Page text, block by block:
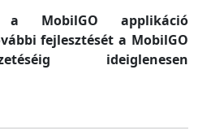
a MobilGO applikáció
fejlesztését a MobilGO
ideiglenesen